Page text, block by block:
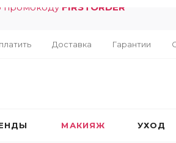
промокоду FIRSTORDER
Доставка Гарантии
МАКИЯЖ УХОД